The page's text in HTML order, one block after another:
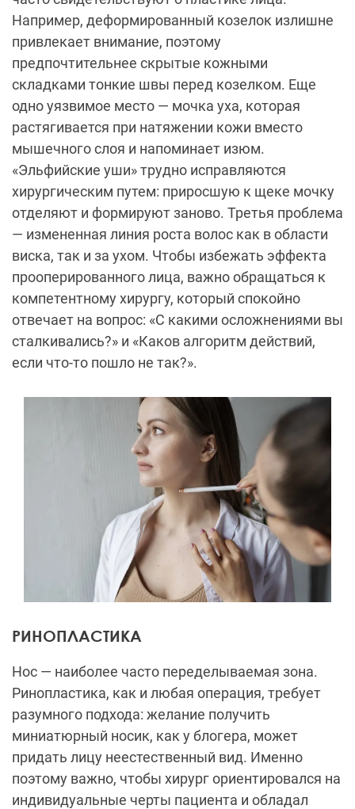
Например, деформированный козелок излишне
привлекает внимание, поэтому
предпочтительнее скрытые кожными
складками тонкие швы перед козелком. Еще
одно уязвимое место — мочка уха, которая
растягивается при натяжении кожи вместо
мышечного слоя и напоминает изюм.
«Эльфийские уши» трудно исправляются
хирургическим путем: приросшую к щеке мочку
отделяют и формируют заново. Третья проблема
— измененная линия роста волос как в области
виска, так и за ухом. Чтобы избежать эффекта
прооперированного лица, важно обращаться к
компетентному хирургу, который спокойно
отвечает на вопрос: «С какими осложнениями вы
сталкивались?» и «Каков алгоритм действий,
если что-то пошло не так?».
РИНОПЛАСТИКА
Нос — наиболее часто переделываемая зона.
Ринопластика, как и любая операция, требует
разумного подхода: желание получить
миниатюрный носик, как у блогера, может
придать лицу неестественный вид. Именно
поэтому важно, чтобы хирург ориентировался на
индивидуальные черты пациента и обладал